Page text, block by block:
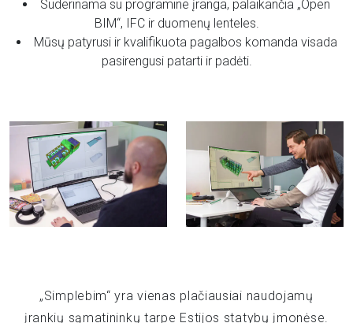
Suderinama su programine įranga, palaikančia „Open
BIM“, IFC ir duomenų lenteles.
Mūsų patyrusi ir kvalifikuota pagalbos komanda visada
pasirengusi patarti ir padėti.
„Simplebim“ yra vienas plačiausiai naudojamų
įrankių sąmatininkų tarpe Estijos statybų įmonėse.